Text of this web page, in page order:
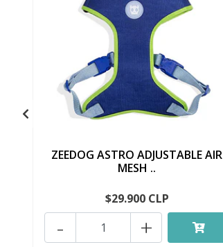
ZEEDOG ASTRO ADJUSTABLE AIR
MESH ..
$29.900 CLP
+
-